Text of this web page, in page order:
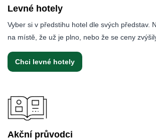
Levné hotely
Vyber si v předstihu hotel dle svých představ.
na místě, že už je plno, nebo že se ceny
Chci levné hotely
Akční průvodci